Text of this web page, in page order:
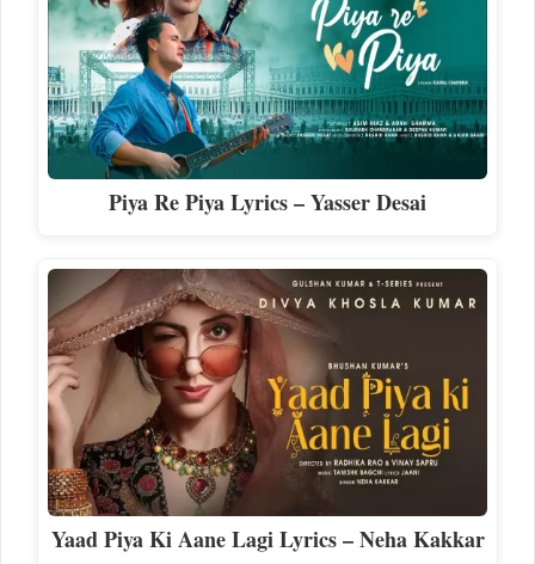
Piya Re Piya Lyrics – Yasser Desai
Yaad Piya Ki Aane Lagi Lyrics – Neha Kakkar